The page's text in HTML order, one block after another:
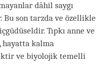
dâhil saygı
son tarzda ve özellikle
Tıpkı anne ve
hayatta kalma
ve biyolojik temelli